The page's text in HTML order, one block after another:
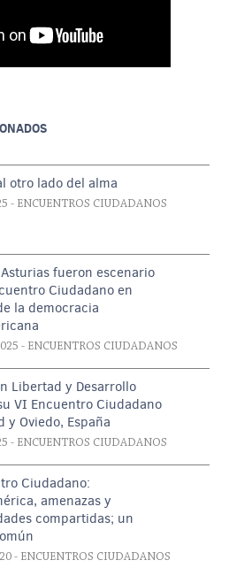
otro lado del alma
- ENCUENTROS CIUDADANOS
fueron escenario
Ciudadano en
la democracia
- ENCUENTROS CIUDADANOS
Libertad y Desarrollo
VI Encuentro Ciudadano
y Oviedo, España
- ENCUENTROS CIUDADANOS
Ciudadano:
amenazas y
compartidas; un
- ENCUENTROS CIUDADANOS